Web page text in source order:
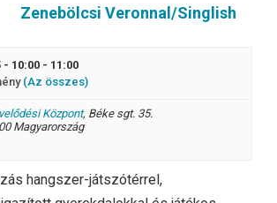
Zenebölcsi Veronnal/Singlish
10:00 - 11:00
(Az összes)
Központ, Béke sgt. 35.
Magyarország
hangszer-játszótérrel,